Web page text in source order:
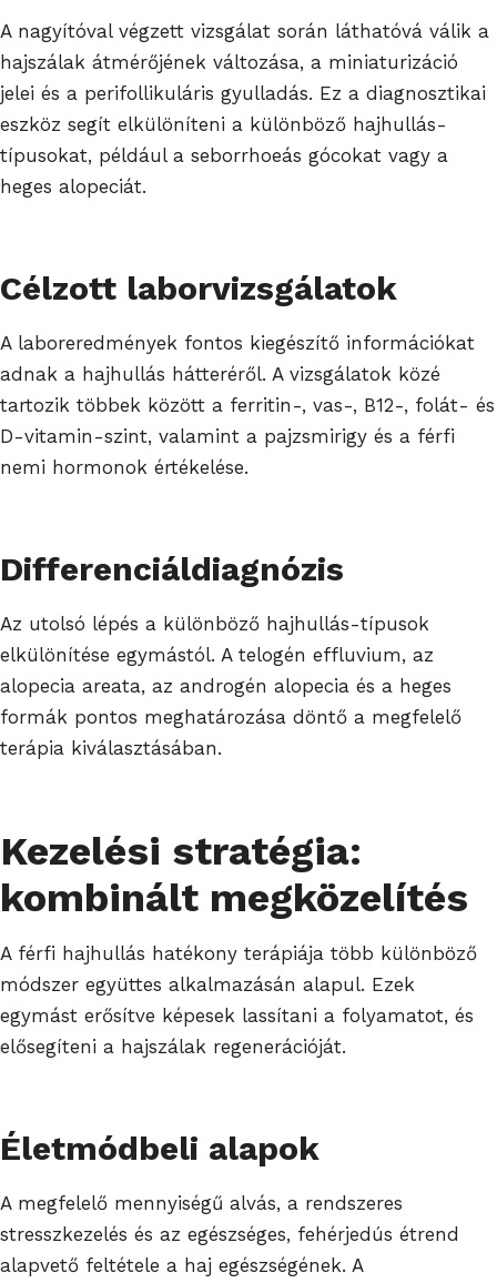
A nagyítóval végzett vizsgálat során láthatóvá válik a
hajszálak átmérőjének változása, a miniaturizáció
jelei és a perifollikuláris gyulladás. Ez a diagnosztikai
eszköz segít elkülöníteni a különböző hajhullás-
típusokat, például a seborrhoeás gócokat vagy a
heges alopeciát.
Célzott laborvizsgálatok
A laboreredmények fontos kiegészítő információkat
adnak a hajhullás hátteréről. A vizsgálatok közé
tartozik többek között a ferritin-, vas-, B12-, folát- és
D-vitamin-szint, valamint a pajzsmirigy és a férfi
nemi hormonok értékelése.
Differenciáldiagnózis
Az utolsó lépés a különböző hajhullás-típusok
elkülönítése egymástól. A telogén effluvium, az
alopecia areata, az androgén alopecia és a heges
formák pontos meghatározása döntő a megfelelő
terápia kiválasztásában.
Kezelési stratégia:
kombinált megközelítés
A férfi hajhullás hatékony terápiája több különböző
módszer együttes alkalmazásán alapul. Ezek
egymást erősítve képesek lassítani a folyamatot, és
elősegíteni a hajszálak regenerációját.
Életmódbeli alapok
A megfelelő mennyiségű alvás, a rendszeres
stresszkezelés és az egészséges, fehérjedús étrend
alapvető feltétele a haj egészségének. A